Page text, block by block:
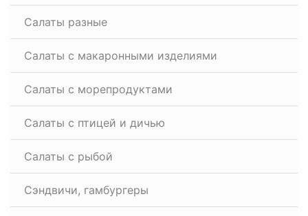
Салаты разные
Салаты с макаронными изделиями
Салаты с морепродуктами
Салаты с птицей и дичью
Салаты с рыбой
Сэндвичи, гамбургеры